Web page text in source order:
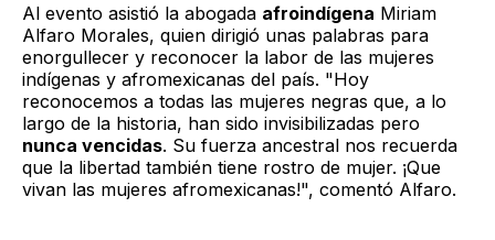
Al evento asistió la abogada afroindígena Miriam
Alfaro Morales, quien dirigió unas palabras para
enorgullecer y reconocer la labor de las mujeres
indígenas y afromexicanas del país. "Hoy
reconocemos a todas las mujeres negras que, a lo
largo de la historia, han sido invisibilizadas pero
nunca vencidas. Su fuerza ancestral nos recuerda
que la libertad también tiene rostro de mujer. ¡Que
vivan las mujeres afromexicanas!", comentó Alfaro.